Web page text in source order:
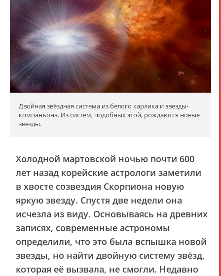
Двойная звёздная система из белого карлика и звезды-
компаньона. Из систем, подобных этой, рождаются новые
звёзды.
Холодной мартовской ночью почти 600
лет назад корейские астрологи заметили
в хвосте созвездия Скорпиона новую
яркую звезду. Спустя две недели она
исчезла из виду. Основываясь на древних
записях, современные астрономы
определили, что это была вспышка новой
звезды, но найти двойную систему звёзд,
которая её вызвала, не смогли. Недавно